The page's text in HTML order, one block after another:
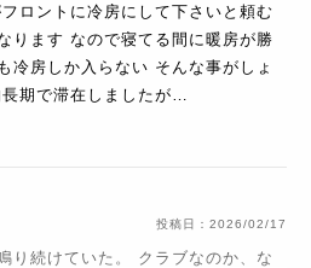
ロントに冷房にして下さいと頼む
ります なので寝てる間に暖房が勝
冷房しか入らない そんな事がしょ
期で滞在しましたが…
投稿日： 2026/02/17
り続けていた。 クラブなのか、な